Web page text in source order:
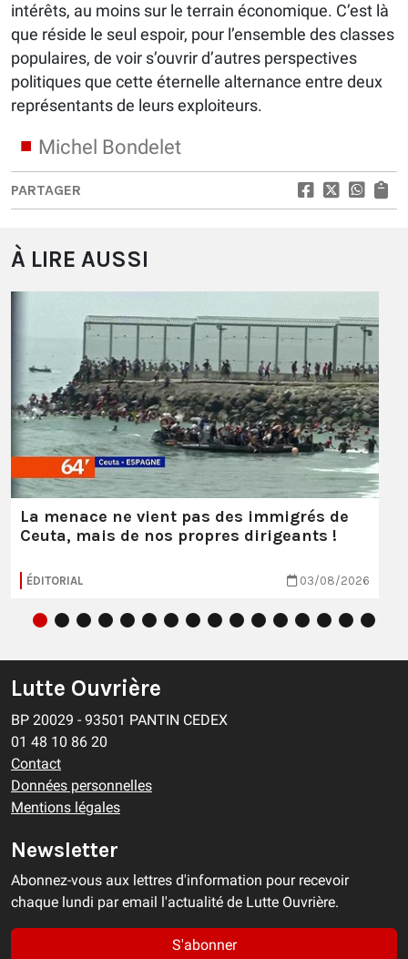
intérêts, au moins sur le terrain économique. C’est là
que réside le seul espoir, pour l’ensemble des classes
populaires, de voir s’ouvrir d’autres perspectives
politiques que cette éternelle alternance entre deux
représentants de leurs exploiteurs.
Michel Bondelet
PARTAGER
À LIRE AUSSI
La menace ne vient pas des immigrés de
Ceuta, mais de nos propres dirigeants !
ÉDITORIAL 03/08/2026
Lutte Ouvrière
BP 20029 - 93501 PANTIN CEDEX
01 48 10 86 20
Contact
Données personnelles
Mentions légales
Newsletter
Abonnez-vous aux lettres d'information pour recevoir
chaque lundi par email l'actualité de Lutte Ouvrière.
S'abonner